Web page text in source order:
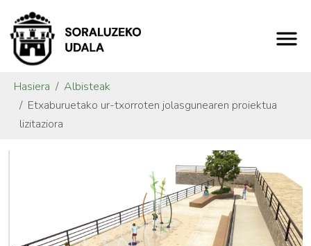
Hasiera
Albisteak
Etxaburuetako ur-txorroten jolasgunearen proiektua
lizitaziora